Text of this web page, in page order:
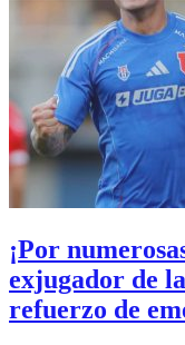
¡Por
exjugador de
refuerzo de